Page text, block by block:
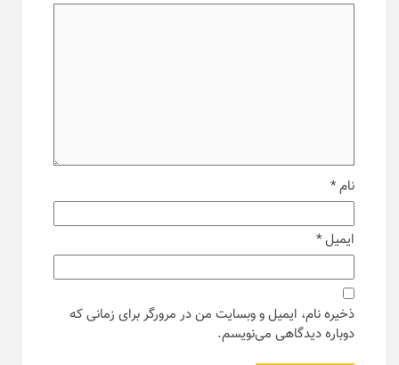
نام*
ایمیل*
ذخیره نام، ایمیل و وبسایت من در مرورگر برای زمانی که
دوباره دیدگاهی می‌نویسم.